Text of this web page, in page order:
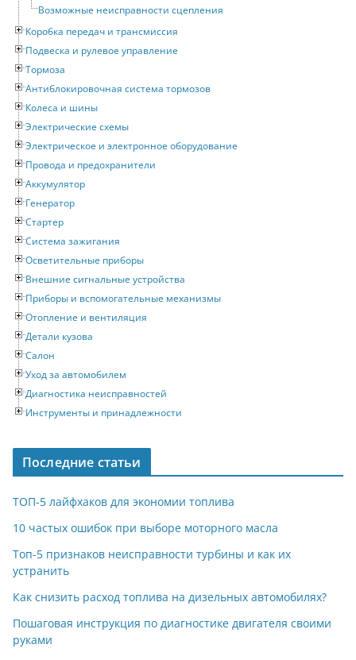
Возможные неисправности сцепления
Коробка передач и трансмиссия
Подвеска и рулевое управление
Тормоза
Антиблокировочная система тормозов
Колеса и шины
Электрические схемы
Электрическое и электронное оборудование
Провода и предохранители
Аккумулятор
Генератор
Стартер
Система зажигания
Осветительные приборы
Внешние сигнальные устройства
Приборы и вспомогательные механизмы
Отопление и вентиляция
Детали кузова
Салон
Уход за автомобилем
Диагностика неисправностей
Инструменты и принадлежности
Последние статьи
ТОП-5 лайфхаков для экономии топлива
10 частых ошибок при выборе моторного масла
Топ-5 признаков неисправности турбины и как их
устранить
Как снизить расход топлива на дизельных автомобилях?
Пошаговая инструкция по диагностике двигателя своими
руками